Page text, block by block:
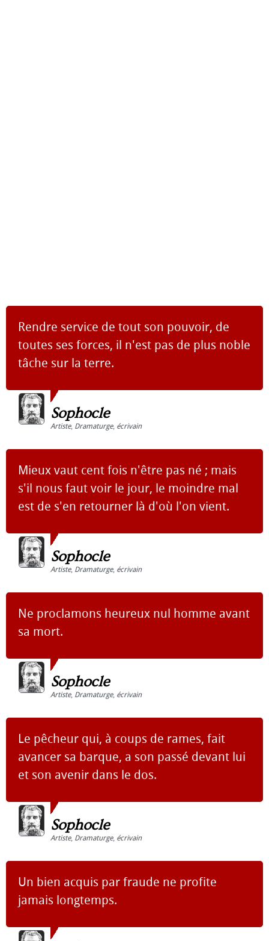
Rendre service de tout son pouvoir, de
toutes ses forces, il n'est pas de plus noble
tâche sur la terre.
Sophocle
Artiste, Dramaturge, écrivain
Mieux vaut cent fois n'être pas né ; mais
s'il nous faut voir le jour, le moindre mal
est de s'en retourner là d'où l'on vient.
Sophocle
Artiste, Dramaturge, écrivain
Ne proclamons heureux nul homme avant
sa mort.
Sophocle
Artiste, Dramaturge, écrivain
Le pêcheur qui, à coups de rames, fait
avancer sa barque, a son passé devant lui
et son avenir dans le dos.
Sophocle
Artiste, Dramaturge, écrivain
Un bien acquis par fraude ne profite
jamais longtemps.